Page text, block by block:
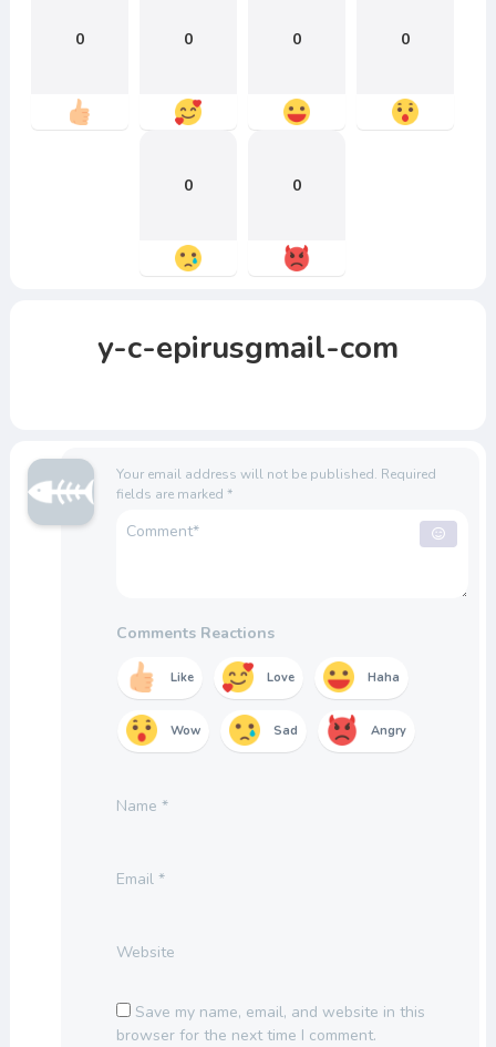
0 0 0 0
0 0
y-c-epirusgmail-com
Your email address will not be published. Required
fields are marked *
Comments Reactions
Like Love Haha
Wow Sad Angry
Name *
Email *
Website
Save my name, email, and website in this
browser for the next time I comment.